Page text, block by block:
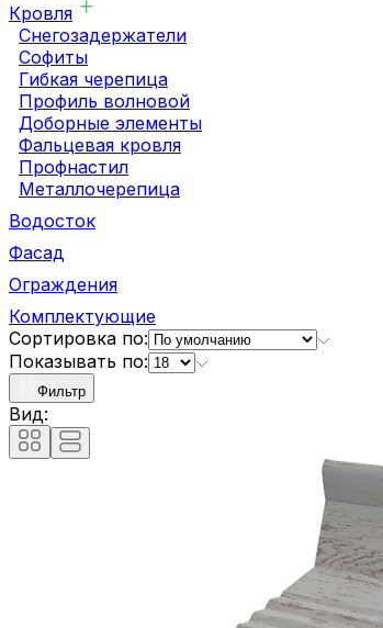
Кровля
Снегозадержатели
Софиты
Гибкая черепица
Профиль волновой
Доборные элементы
Фальцевая кровля
Профнастил
Металлочерепица
Водосток
Фасад
Ограждения
Комплектующие
Сортировка по:
Показывать по:
Фильтр
Вид: